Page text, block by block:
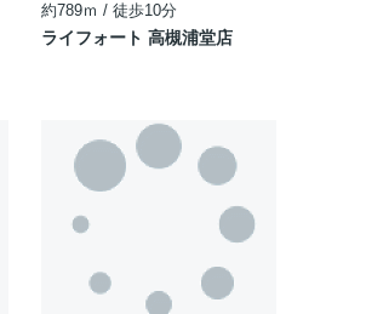
約789ｍ / 徒歩10分
ライフォート 高槻浦堂店